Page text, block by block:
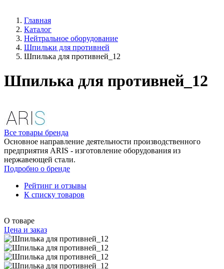
Главная
Каталог
Нейтральное оборудование
Шпильки для противней
Шпилька для противней_12
Шпилька для противней_12
Все товары бренда
Основное направление деятельности производственного
предприятия ARIS - изготовление оборудования из
нержавеющей стали.
Подробно о бренде
Рейтинг и отзывы
К списку товаров
О товаре
Цена и заказ